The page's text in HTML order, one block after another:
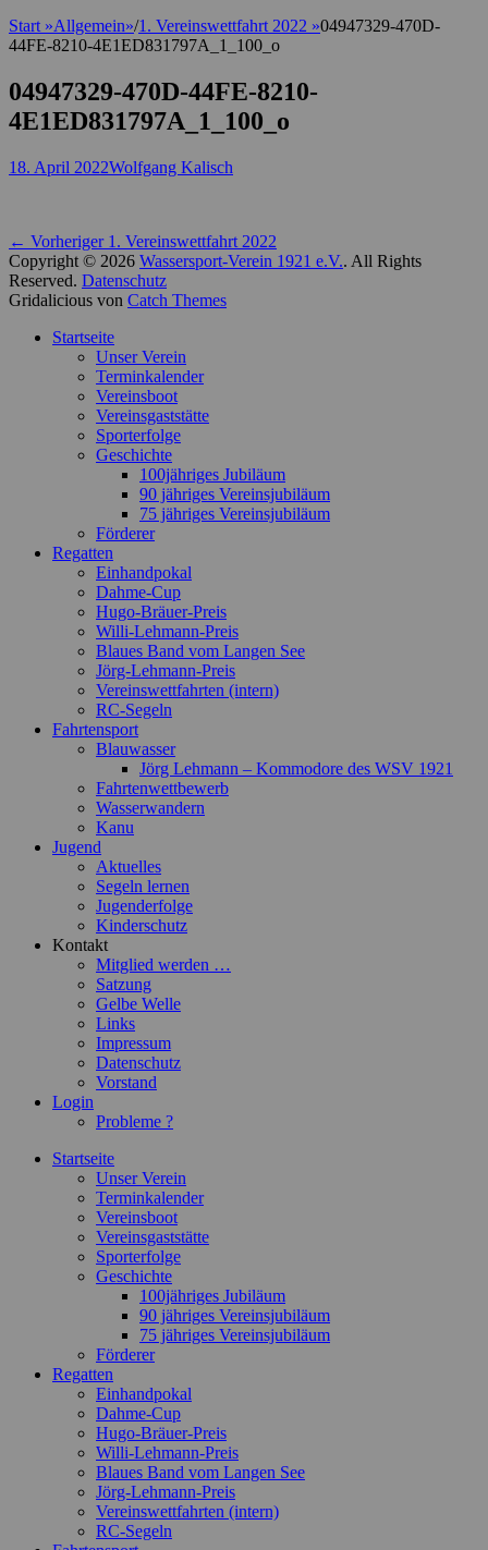
Start »Allgemein»/1. Vereinswettfahrt 2022 »04947329-470D-
44FE-8210-4E1ED831797A_1_100_o
04947329-470D-44FE-8210-
4E1ED831797A_1_100_o
Posted
18. April 2022Autor
Wolfgang Kalisch
Beitragsnavigation
← Vorheriger Vorheriger
Beitrag:
1. Vereinswettfahrt 2022
Copyright © 2026 Wassersport-Verein 1921 e.V.. All Rights
Reserved. Datenschutz
Gridalicious von Catch Themes
oben
Startseite
Unser Verein
Terminkalender
Vereinsboot
Vereinsgaststätte
Sporterfolge
Geschichte
100jähriges Jubiläum
90 jähriges Vereinsjubiläum
75 jähriges Vereinsjubiläum
Förderer
Regatten
Einhandpokal
Dahme-Cup
Hugo-Bräuer-Preis
Willi-Lehmann-Preis
Blaues Band vom Langen See
Jörg-Lehmann-Preis
Vereinswettfahrten (intern)
RC-Segeln
Fahrtensport
Blauwasser
Jörg Lehmann – Kommodore des WSV 1921
Fahrtenwettbewerb
Wasserwandern
Kanu
Jugend
Aktuelles
Segeln lernen
Jugenderfolge
Kinderschutz
Kontakt
Mitglied werden …
Satzung
Gelbe Welle
Links
Impressum
Datenschutz
Vorstand
Login
Probleme ?
Startseite
Unser Verein
Terminkalender
Vereinsboot
Vereinsgaststätte
Sporterfolge
Geschichte
100jähriges Jubiläum
90 jähriges Vereinsjubiläum
75 jähriges Vereinsjubiläum
Förderer
Regatten
Einhandpokal
Dahme-Cup
Hugo-Bräuer-Preis
Willi-Lehmann-Preis
Blaues Band vom Langen See
Jörg-Lehmann-Preis
Vereinswettfahrten (intern)
RC-Segeln